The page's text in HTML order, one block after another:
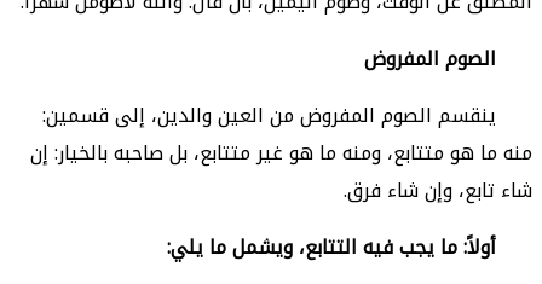
الصوم المفروض
ينقسم الصوم المفروض من العين والدين، إلى قسمين:
منه ما هو متتابع، ومنه ما هو غير متتابع، بل صاحبه بالخيار: إن
شاء تابع، وإن شاء فرق.
أولاً: ما يجب فيه التتابع، ويشمل ما يلي: